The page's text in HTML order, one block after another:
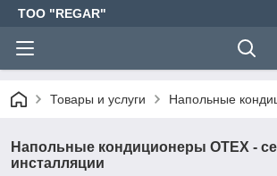
TOO "REGAR"
Товары и услуги Напольные
Напольные кондиционеры OTEX -
инсталляции